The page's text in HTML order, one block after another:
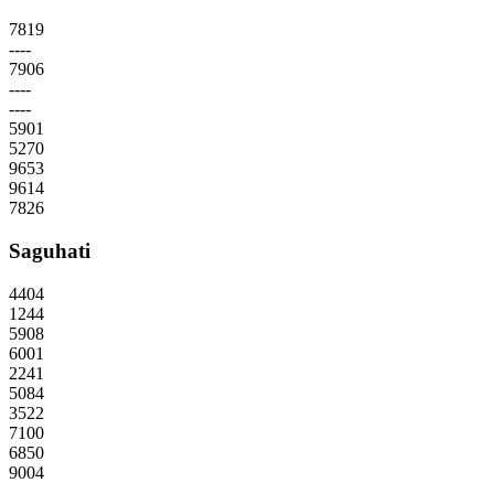
7819
----
7906
----
----
5901
5270
9653
9614
7826
Saguhati
4404
1244
5908
6001
2241
5084
3522
7100
6850
9004